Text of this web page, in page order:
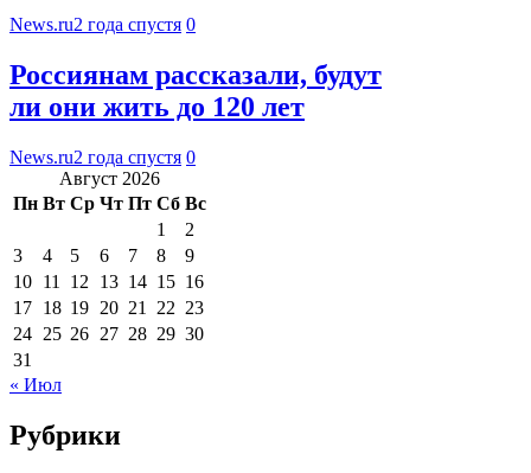
News.ru2 года спустя 0
Россиянам рассказали, будут
ли они жить до 120 лет
News.ru2 года спустя 0
Август 2026
Пн Вт Ср Чт Пт Сб Вс
1
2
3
4 5 6 7 8
9
10 11 12 13 14 15 16
17 18 19 20 21 22 23
24 25 26 27 28 29 30
31
« Июл
Рубрики